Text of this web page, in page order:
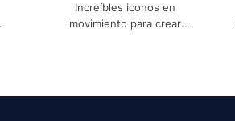
Increíbles iconos en
movimiento para crear